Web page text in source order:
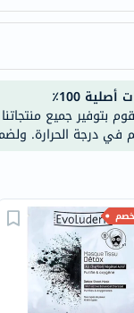
أصلية 100٪
بتوفير جميع
في درجة الحرارة.